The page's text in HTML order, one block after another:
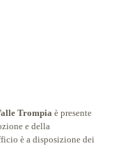
Trompia è presente
e della
è a disposizione dei